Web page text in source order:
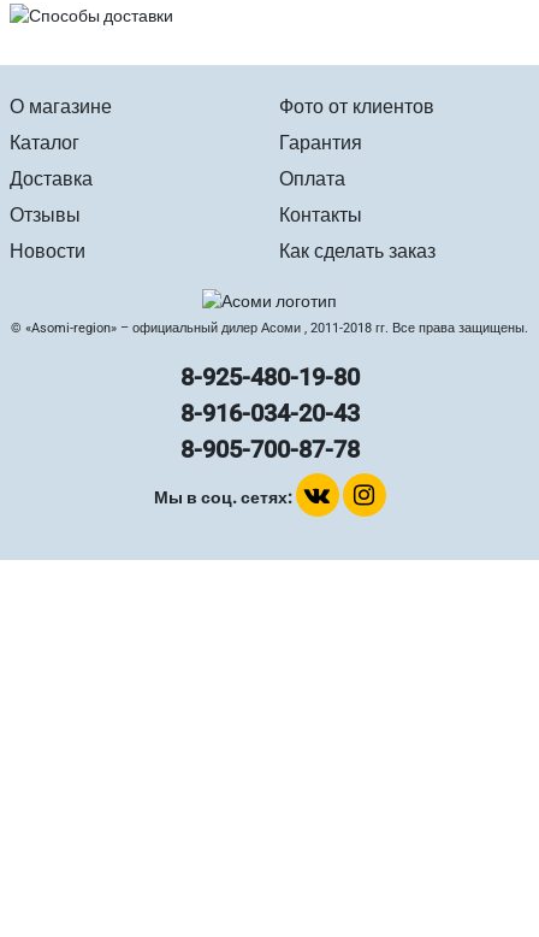
О магазине
Каталог
Доставка
Отзывы
Новости
Фото от клиентов
Гарантия
Оплата
Контакты
Как сделать заказ
© «Asomi-region» – официальный дилер Асоми , 2011-2018 гг. Все права защищены.
8-925-480-19-80
8-916-034-20-43
8-905-700-87-78
Мы в соц. сетях: